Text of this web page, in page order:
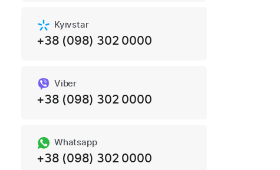
Kyivstar
+38 (098) 302 0000
Viber
+38 (098) 302 0000
Whatsapp
+38 (098) 302 0000